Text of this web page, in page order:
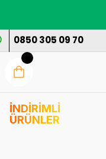
0850 305 09 70
İNDİRİMLİ
ÜRÜNLER